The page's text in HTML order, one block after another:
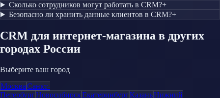
Сколько сотрудников могут работать в CRM?+
Безопасно ли хранить данные клиентов в CRM?+
CRM для интернет-магазина в других
городах России
Выберите ваш город
МоскваСанкт-
ПетербургНовосибирскЕкатеринбургКазаньНижний